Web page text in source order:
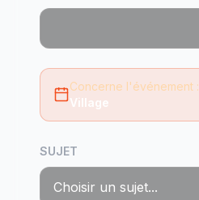
Concerne l'événement :
Village
SUJET